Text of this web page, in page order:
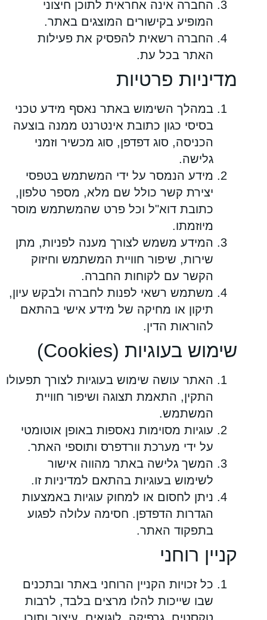
החברה אינה אחראית לתוכן חיצוני
המופיע בקישורים המוצגים באתר.
החברה רשאית להפסיק את פעילות
האתר בכל עת.
מדיניות פרטיות
במהלך השימוש באתר נאסף מידע טכני
בסיסי כגון כתובת אינטרנט ממנה בוצעה
הכניסה, סוג דפדפן, סוג מכשיר וזמני
גלישה.
מידע הנמסר על ידי המשתמש בטפסי
יצירת קשר כולל שם מלא, מספר טלפון,
כתובת דוא"ל וכל פרט שהמשתמש מוסר
מיוזמתו.
המידע משמש לצורך מענה לפניות, מתן
שירות, שיפור חוויית המשתמש וחיזוק
הקשר עם לקוחות החברה.
משתמש רשאי לפנות לחברה ולבקש עיון,
תיקון או מחיקה של מידע אישי בהתאם
להוראות הדין.
שימוש בעוגיות (Cookies)
האתר עושה שימוש בעוגיות לצורך תפעולו
התקין, התאמת תצוגה ושיפור חוויית
המשתמש.
עוגיות מסוימות נאספות באופן אוטומטי
על ידי מערכת וורדפרס ותוספי האתר.
המשך גלישה באתר מהווה אישור
לשימוש בעוגיות בהתאם למדיניות זו.
ניתן לחסום או למחוק עוגיות באמצעות
הגדרות הדפדפן. חסימה עלולה לפגוע
בתפקוד האתר.
קניין רוחני
כל זכויות הקניין הרוחני באתר ובתכנים
שבו שייכות להלו מרצים בלבד, לרבות